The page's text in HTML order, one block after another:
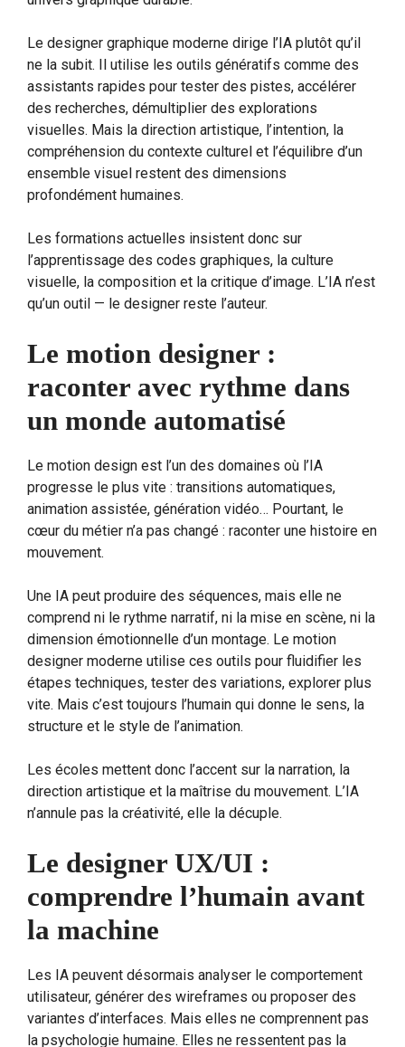
Le designer graphique moderne dirige l’IA plutôt qu’il
ne la subit. Il utilise les outils génératifs comme des
assistants rapides pour tester des pistes, accélérer
des recherches, démultiplier des explorations
visuelles. Mais la direction artistique, l’intention, la
compréhension du contexte culturel et l’équilibre d’un
ensemble visuel restent des dimensions
profondément humaines.
Les formations actuelles insistent donc sur
l’apprentissage des codes graphiques, la culture
visuelle, la composition et la critique d’image. L’IA n’est
qu’un outil — le designer reste l’auteur.
Le motion designer :
raconter avec rythme dans
un monde automatisé
Le motion design est l’un des domaines où l’IA
progresse le plus vite : transitions automatiques,
animation assistée, génération vidéo… Pourtant, le
cœur du métier n’a pas changé : raconter une histoire en
mouvement.
Une IA peut produire des séquences, mais elle ne
comprend ni le rythme narratif, ni la mise en scène, ni la
dimension émotionnelle d’un montage. Le motion
designer moderne utilise ces outils pour fluidifier les
étapes techniques, tester des variations, explorer plus
vite. Mais c’est toujours l’humain qui donne le sens, la
structure et le style de l’animation.
Les écoles mettent donc l’accent sur la narration, la
direction artistique et la maîtrise du mouvement. L’IA
n’annule pas la créativité, elle la décuple.
Le designer UX/UI :
comprendre l’humain avant
la machine
Les IA peuvent désormais analyser le comportement
utilisateur, générer des wireframes ou proposer des
variantes d’interfaces. Mais elles ne comprennent pas
la psychologie humaine. Elles ne ressentent pas la